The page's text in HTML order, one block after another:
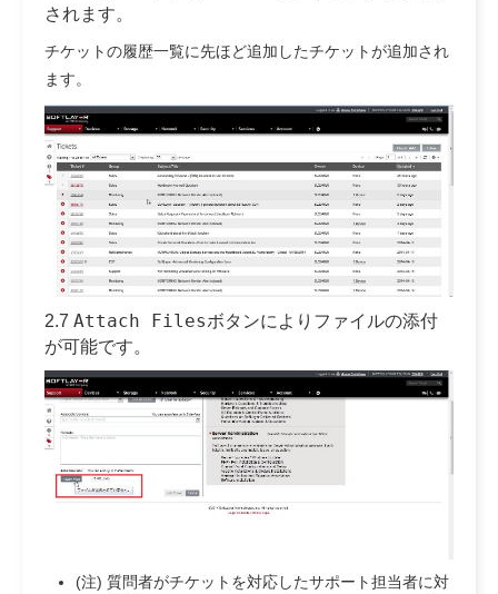
されます。
チケットの履歴一覧に先ほど追加したチケットが追加され
ます。
2.7 Attach Filesボタンによりファイルの添付
が可能です。
(注) 質問者がチケットを対応したサポート担当者に対